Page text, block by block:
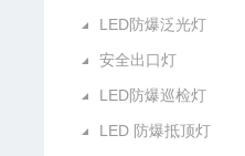
LED防爆泛光灯
安全出口灯
LED防爆巡检灯
LED 防爆抵顶灯